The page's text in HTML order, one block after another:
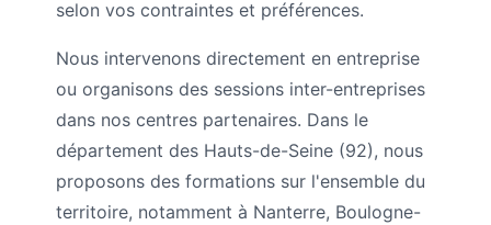
selon vos contraintes et préférences.
Nous intervenons directement en entreprise
ou organisons des sessions inter-entreprises
dans nos centres partenaires. Dans le
département des Hauts-de-Seine (92), nous
proposons des formations sur l'ensemble du
territoire, notamment à Nanterre, Boulogne-